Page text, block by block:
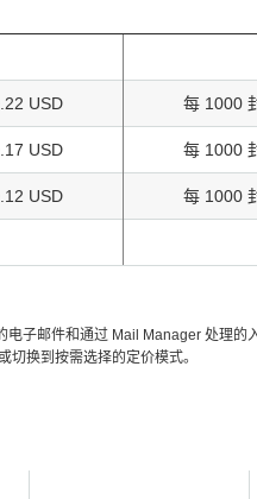
USD 每 1000
USD 每 1000
USD 每 1000
子邮件和通过 Mail Manager 处理的
换到按需选择的定价模式。